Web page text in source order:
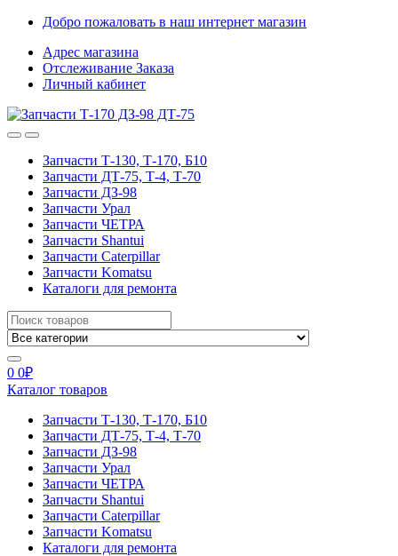
Skip
navigation
Skip
content
Добро пожаловать в наш интернет магазин
Адрес магазина
Отслеживание Заказа
Личный кабинет
Запчасти Т-130, Т-170, Б10
Запчасти ДТ-75, Т-4, Т-70
Запчасти ДЗ-98
Запчасти Урал
Запчасти ЧЕТРА
Запчасти Shantui
Запчасти Caterpillar
Запчасти Komatsu
Каталоги для ремонта
Search
for:
0 0₽
Каталог товаров
Запчасти Т-130, Т-170, Б10
Запчасти ДТ-75, Т-4, Т-70
Запчасти ДЗ-98
Запчасти Урал
Запчасти ЧЕТРА
Запчасти Shantui
Запчасти Caterpillar
Запчасти Komatsu
Каталоги для ремонта